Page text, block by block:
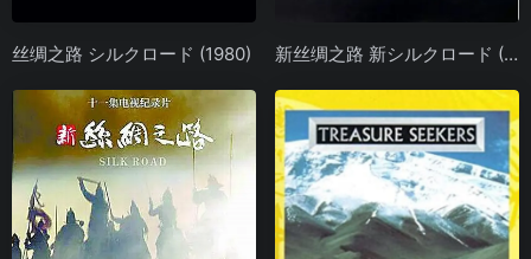
丝绸之路 シルクロード (1980) 新丝绸之路 新シルクロード (2005)